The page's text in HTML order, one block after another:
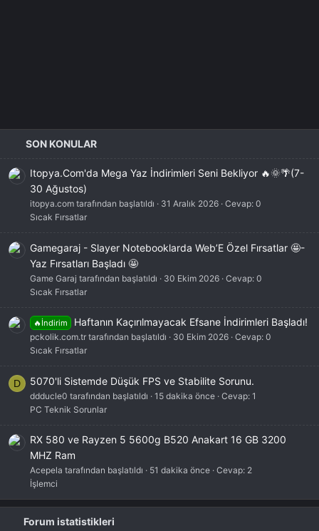
SON KONULAR
Itopya.Com'da Mega Yaz İndirimleri Seni Bekliyor 🔥🌞🌴(7-
30 Ağustos)
itopya.com tarafından başlatıldı 31 Aralık 2026 Cevap: 0
Sıcak Fırsatlar
Gamegaraj - Slayer Notebooklarda Web’E Özel Fırsatlar 🤩-
Yaz Fırsatları Başladı 🤩
Game Garaj tarafından başlatıldı 30 Ekim 2026 Cevap: 0
Sıcak Fırsatlar
🔥İndirim Haftanın Kaçırılmayacak Efsane İndirimleri Başladı!
pckolik.com.tr tarafından başlatıldı 30 Ekim 2026 Cevap: 0
Sıcak Fırsatlar
D 5070'li Sistemde Düşük FPS ve Stabilite Sorunu.
ddducle0 tarafından başlatıldı 15 dakika önce Cevap: 1
PC Teknik Sorunlar
RX 580 ve Rayzen 5 5600g B520 Anakart 16 GB 3200
MHZ Ram
Acepela tarafından başlatıldı 51 dakika önce Cevap: 2
İşlemci
Forum istatistikleri